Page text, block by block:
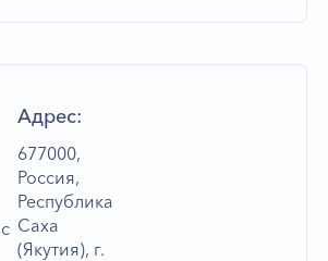
Адрес:
677000,
Россия,
Республика
Саха
(Якутия), г.